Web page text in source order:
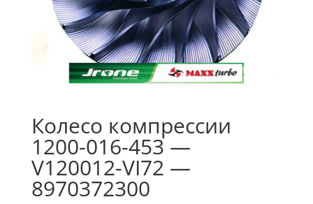
Колесо компрессии
1200-016-453 —
V120012-VI72 —
8970372300